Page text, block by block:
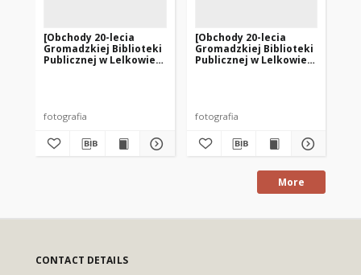
[Obchody 20-lecia
Gromadzkiej Biblioteki
Publicznej w Lelkowie.
fotografia
[Obchody 20-lecia
Gromadzkiej Biblioteki
Publicznej w Lelkowie.
fotografia
More
CONTACT DETAILS